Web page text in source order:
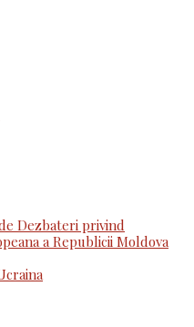
Dezbateri privind
a Republicii Moldova